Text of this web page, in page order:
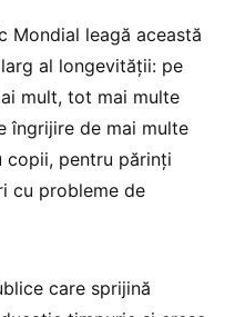
Mondial leagă această
al longevității: pe
mult, tot mai multe
îngrijire de mai multe
copii, pentru părinți
cu probleme de
care sprijină